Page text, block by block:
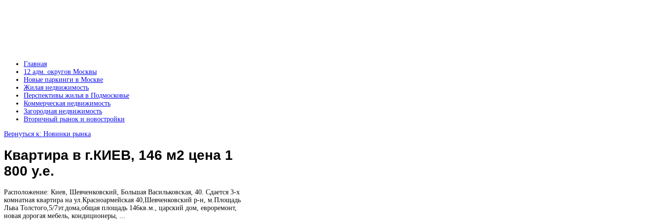
Главная
12 адм. округов Москвы
Новые паркинги в Москве
Жилая недвижимость
Перспективы жилья в Подмосковье
Коммерческая недвижимость
Загородная недвижимость
Вторичный рынок и новостройки
Вернуться к: Новинки рынка
Квартира в г.КИЕВ, 146 м2 цена 1
800 у.е.
Расположение: Киев, Шевченковский, Большая Васильковская, 40. Сдается 3-х
комнатная квартира на ул.Красноармейская 40,Шевченковский р-н, м.Площадь
Льва Толстого,5/7эт.дома,общая площадь 146кв.м., царский дом, евроремонт,
новая дорогая мебель, кондиционеры, ...